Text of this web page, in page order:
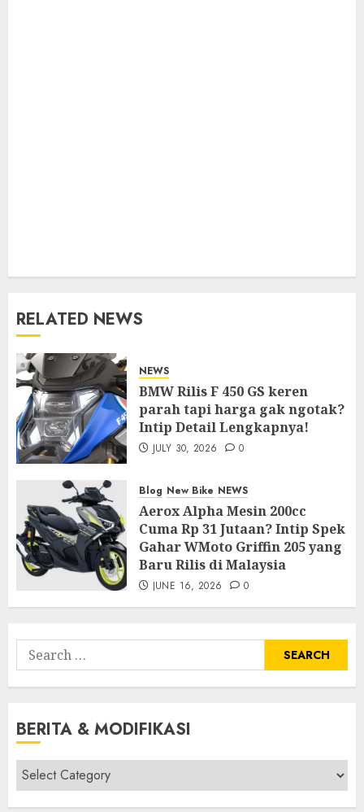
RELATED NEWS
NEWS
BMW Rilis F 450 GS keren
parah tapi harga gak ngotak?
Intip Detail Lengkapnya!
JULY 30, 2026 0
Blog New Bike NEWS
Aerox Alpha Mesin 200cc
Cuma Rp 31 Jutaan? Intip Spek
Gahar WMoto Griffin 205 yang
Baru Rilis di Malaysia
JUNE 16, 2026 0
Search
for:
BERITA & MODIFIKASI
Berita
&